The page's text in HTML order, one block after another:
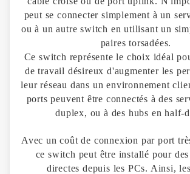
peut se connecter simplement à un
ou à un autre switch en utilisant un
paires torsadées.
Ce switch représente le choix idéal
de travail désireux d'augmenter les
leur réseau dans un environnement
ports peuvent être connectés à des
duplex, ou à des hubs en half-
Avec un coût de connexion par port
ce switch peut être installé pour
directes depuis les PCs. Ainsi,